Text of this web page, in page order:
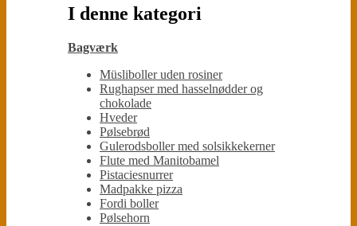
I denne kategori
Bagværk
Müsliboller uden rosiner
Rughapser med hasselnødder og
chokolade
Hveder
Pølsebrød
Gulerodsboller med solsikkekerner
Flute med Manitobamel
Pistaciesnurrer
Madpakke pizza
Fordi boller
Pølsehorn